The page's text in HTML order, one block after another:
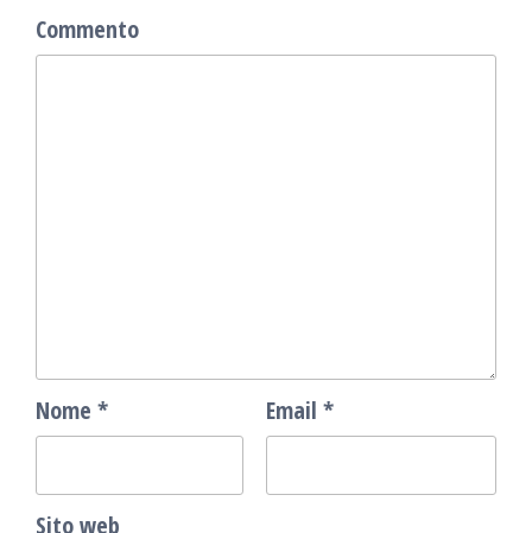
Commento
Nome * Email *
Sito web